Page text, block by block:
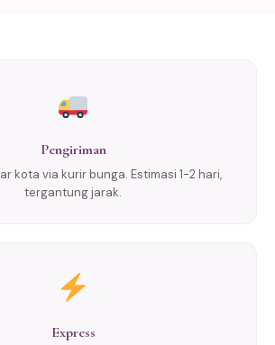
Pengiriman
kota via kurir bunga. Estimasi 1-2 hari,
tergantung jarak.
Express